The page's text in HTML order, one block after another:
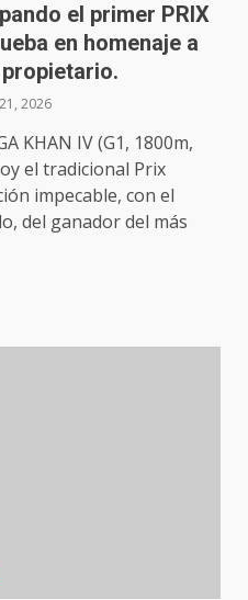
el primer PRIX
en homenaje a
2026
KHAN IV (G1, 1800m,
el tradicional Prix
impecable, con el
del ganador del más